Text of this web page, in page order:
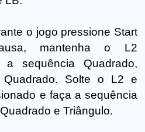
o jogo pressione Start
mantenha o L2
sequência Quadrado,
Quadrado. Solte o L2 e
e faça a sequência
e Triângulo.